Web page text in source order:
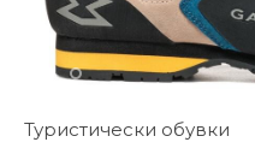
Туристически обувки